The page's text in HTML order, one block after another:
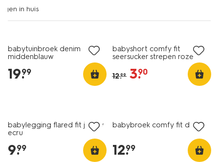
babytuinbroek denim
middenblauw
19.
99
babyshort comfy fit
seersucker strepen roze
12.99 3.
90
babylegging flared fit jersey
ecru
9.
99
babybroek comfy fit denim
12.
99